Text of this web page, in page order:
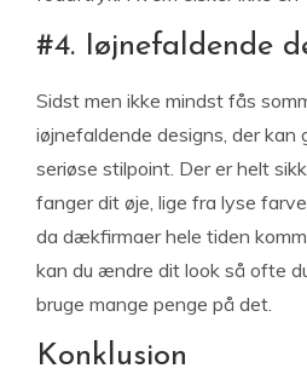
#4. Iøjnefaldende
Sidst men ikke mindst fås
iøjnefaldende designs, der kan
seriøse stilpoint. Der er helt
fanger dit øje, lige fra lyse
da dækfirmaer hele tiden
kan du ændre dit look så ofte
bruge mange penge på det.
Konklusion